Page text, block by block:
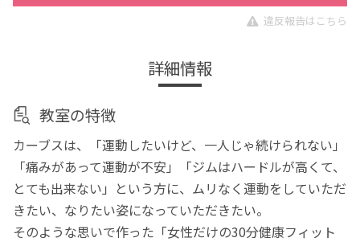
違反報告はこちら
詳細情報
教室の特徴
カーブスは、「運動したいけど、一人じゃ続けられない」
「痛みがあって運動が不安」「ジムはハードルが高くて、
とても出来ない」という方に、ムリなく運動をしていただ
きたい、なりたい姿になっていただきたい。
そのような思いで作った「女性だけの30分健康フィット